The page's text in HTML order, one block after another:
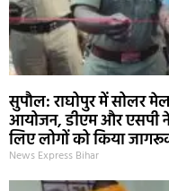
सुपौल: राघोपुर में सोलर
आयोजन, डीएम और एसपी ने
लिए लोगों को किया
News Express Bihar